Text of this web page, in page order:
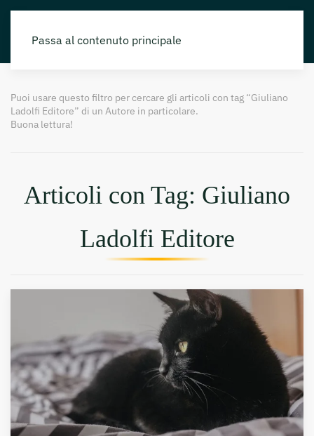
Passa al contenuto principale
Puoi usare questo filtro per cercare gli articoli con tag “Giuliano
Ladolfi Editore” di un Autore in particolare.
Buona lettura!
Articoli con Tag: Giuliano
Ladolfi Editore